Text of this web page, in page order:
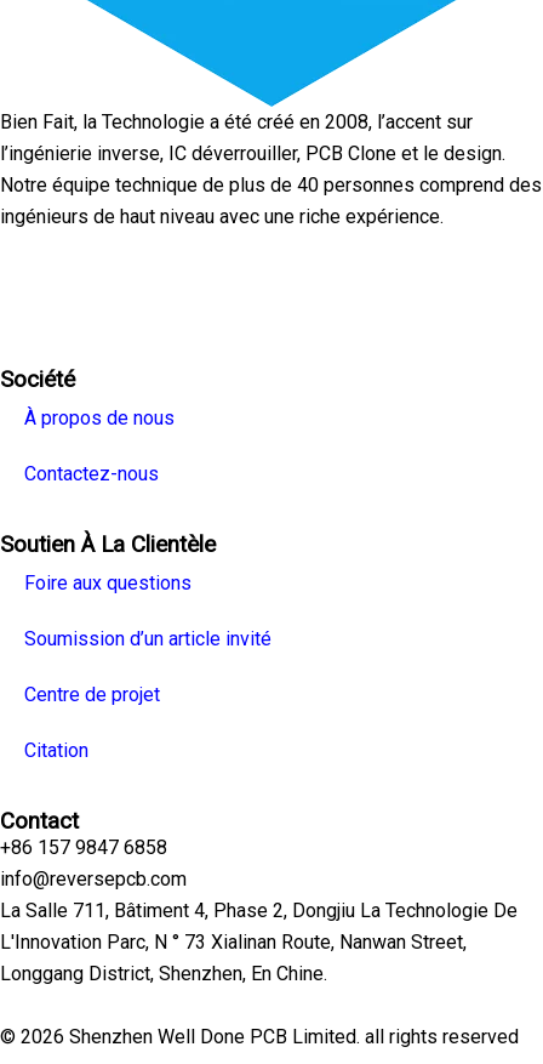
Bien Fait, la Technologie a été créé en 2008, l’accent sur
l’ingénierie inverse, IC déverrouiller, PCB Clone et le design.
Notre équipe technique de plus de 40 personnes comprend des
ingénieurs de haut niveau avec une riche expérience.
Société
À propos de nous
Contactez-nous
Soutien À La Clientèle
Foire aux questions
Soumission d’un article invité
Centre de projet
Citation
Contact
+86 157 9847 6858
info@reversepcb.com
La Salle 711, Bâtiment 4, Phase 2, Dongjiu La Technologie De
L'Innovation Parc, N ° 73 Xialinan Route, Nanwan Street,
Longgang District, Shenzhen, En Chine.
© 2026 Shenzhen Well Done PCB Limited. all rights reserved